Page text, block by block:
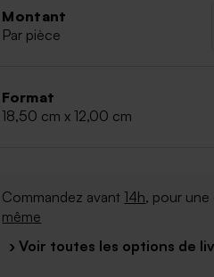
Montant
Par pièce
Format
18,50 cm x 12,00 cm
Commandez avant14h, pour une
même
› Voir toutes les options de